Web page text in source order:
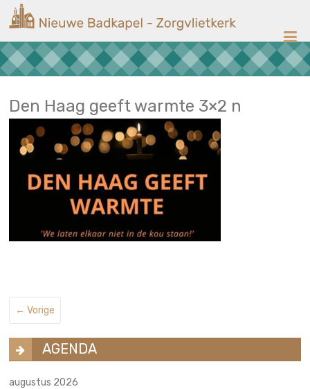
naar
inhoud
Nieuwe
Badkapel
Kerk
Den Haag geeft warmte 3×2 n
← Vorige
AGENDA
augustus 2026